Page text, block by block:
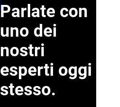
Parlate con
uno dei
nostri
esperti oggi
stesso.